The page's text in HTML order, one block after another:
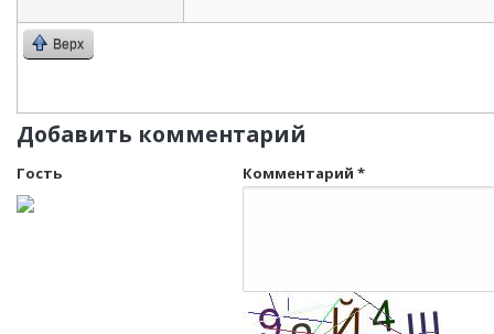
Верх
Добавить комментарий
Гость Комментарий *